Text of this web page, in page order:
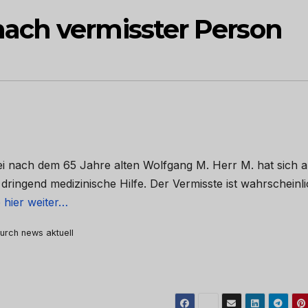
vermisster Person
nach dem 65 Jahre alten Wolfgang M. Herr M. hat sich
medizinische Hilfe. Der Vermisste ist
hier weiter…
news aktuell